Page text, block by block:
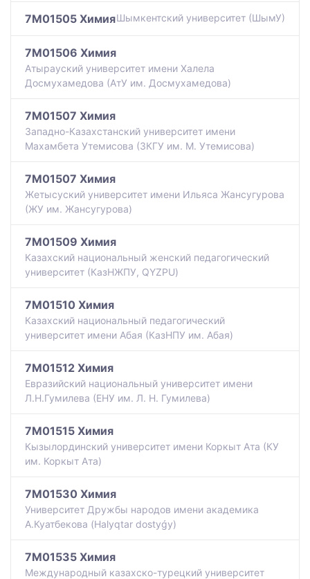
7M01505 ХимияШымкентский университет (ШымУ)
7M01506 Химия
Атырауский университет имени Халела
Досмухамедова (АтУ им. Досмухамедова)
7M01507 Химия
Западно-Казахстанский университет имени
Махамбета Утемисова (ЗКГУ им. М. Утемисова)
7M01507 Химия
Жетысуский университет имени Ильяса Жансугурова
(ЖУ им. Жансугурова)
7M01509 Химия
Казахский национальный женский педагогический
университет (КазНЖПУ, QYZPU)
7M01510 Химия
Казахский национальный педагогический
университет имени Абая (КазНПУ им. Абая)
7M01512 Химия
Евразийский национальный университет имени
Л.Н.Гумилева (ЕНУ им. Л. Н. Гумилева)
7M01515 Химия
Кызылординский университет имени Коркыт Ата (КУ
им. Коркыт Ата)
7M01530 Химия
Университет Дружбы народов имени академика
А.Куатбекова (Halyqtar dostyǵy)
7M01535 Химия
Международный казахско-турецкий университет